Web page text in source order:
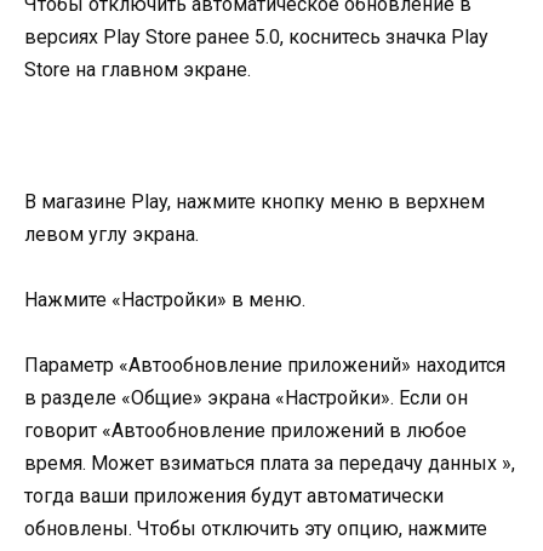
версиях Play Store ранее 5.0, коснитесь значка Play
Store на главном экране.
В магазине Play, нажмите кнопку меню в верхнем
левом углу экрана.
Нажмите «Настройки» в меню.
Параметр «Автообновление приложений» находится
в разделе «Общие» экрана «Настройки». Если он
говорит «Автообновление приложений в любое
время. Может взиматься плата за передачу данных »,
тогда ваши приложения будут автоматически
обновлены. Чтобы отключить эту опцию, нажмите